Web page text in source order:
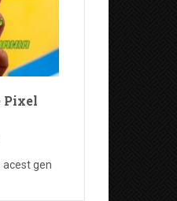
Pixel
acest gen